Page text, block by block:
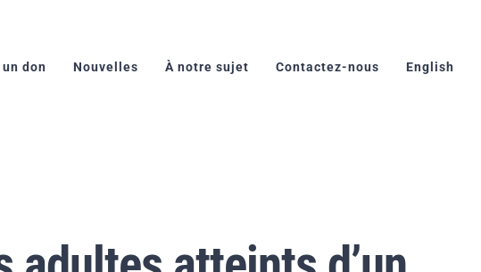
don Nouvelles À notre sujet Contactez-nous English